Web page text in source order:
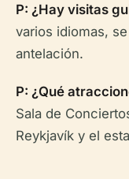
P: ¿Hay visitas
varios idiomas,
antelación.
P: ¿Qué
Sala de
Reykjavík y el